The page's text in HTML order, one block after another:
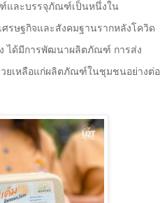
และบรรจุภัณฑ์เป็นหนึ่งใน
รษฐกิจและสังคมฐานรากหลังโควิด
ได้มีการพัฒนาผลิตภัณฑ์ การส่ง
ยเหลือแก่ผลิตภัณฑ์ในชุมชนอย่างต่อ